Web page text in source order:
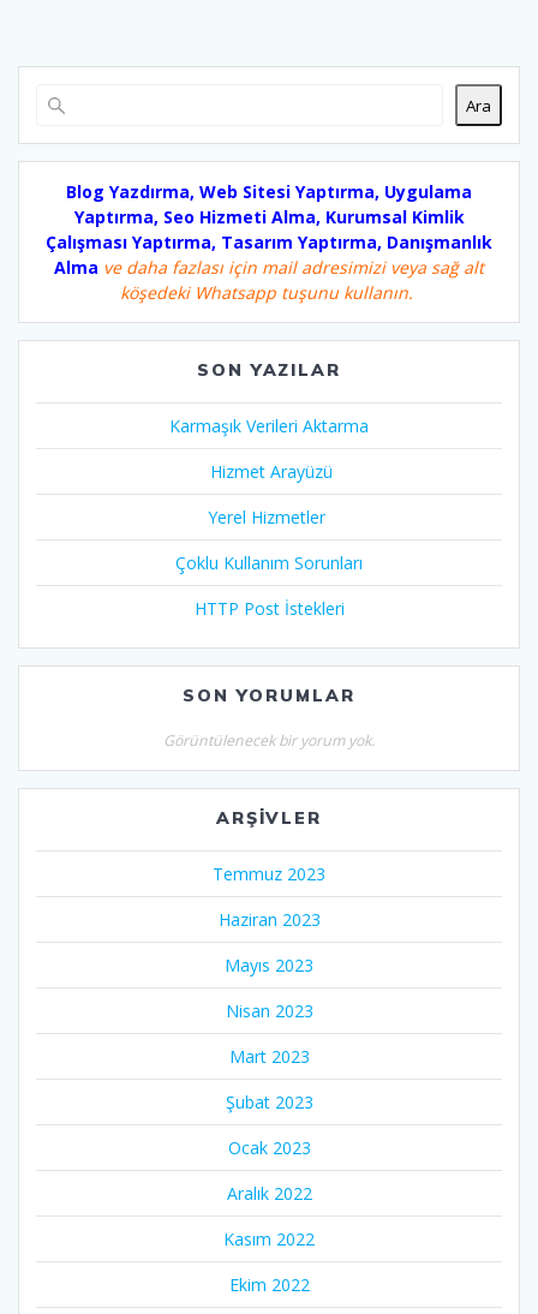
Ara
Blog Yazdırma, Web Sitesi Yaptırma, Uygulama
Yaptırma, Seo Hizmeti Alma, Kurumsal Kimlik
Çalışması Yaptırma, Tasarım Yaptırma, Danışmanlık
Alma ve daha fazlası için mail adresimizi veya sağ alt
köşedeki Whatsapp tuşunu kullanın.
SON YAZILAR
Karmaşık Verileri Aktarma
Hizmet Arayüzü
Yerel Hizmetler
Çoklu Kullanım Sorunları
HTTP Post İstekleri
SON YORUMLAR
Görüntülenecek bir yorum yok.
ARŞIVLER
Temmuz 2023
Haziran 2023
Mayıs 2023
Nisan 2023
Mart 2023
Şubat 2023
Ocak 2023
Aralık 2022
Kasım 2022
Ekim 2022